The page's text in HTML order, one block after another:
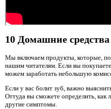
10 Домашние средства
Мы включаем продукты, которые,
нашим читателям. Если вы
можем заработать небольшую
Если у вас болит зуб, важно
Оттуда вы сможете определить, как
другие симптомы.